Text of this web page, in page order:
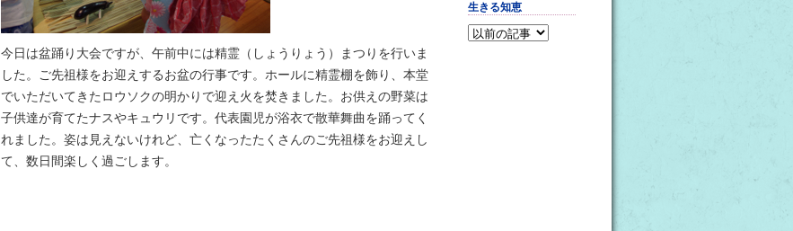
今日は盆踊り大会ですが、午前中には精霊（しょうりょう）まつりを行いま
した。ご先祖様をお迎えするお盆の行事です。ホールに精霊棚を飾り、本堂
でいただいてきたロウソクの明かりで迎え火を焚きました。お供えの野菜は
子供達が育てたナスやキュウリです。代表園児が浴衣で散華舞曲を踊ってく
れました。姿は見えないけれど、亡くなったたくさんのご先祖様をお迎えし
て、数日間楽しく過ごします。
生きる知恵